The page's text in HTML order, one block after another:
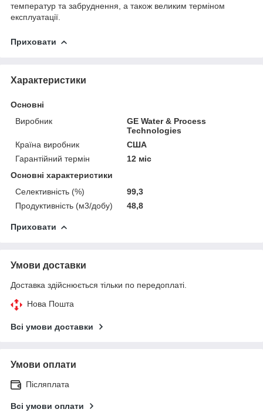
температур та забруднення, а також великим терміном
експлуатації.
Приховати
Характеристики
Основні
Виробник
GE Water & Process
Technologies
Країна виробник
США
Гарантійний термін
12 міс
Основні характеристики
Селективність (%)
99,3
Продуктивність (м3/добу)
48,8
Приховати
Умови доставки
Доставка здійснюється тільки по передоплаті.
Нова Пошта
Всі умови доставки
Умови оплати
Післяплата
Всі умови оплати